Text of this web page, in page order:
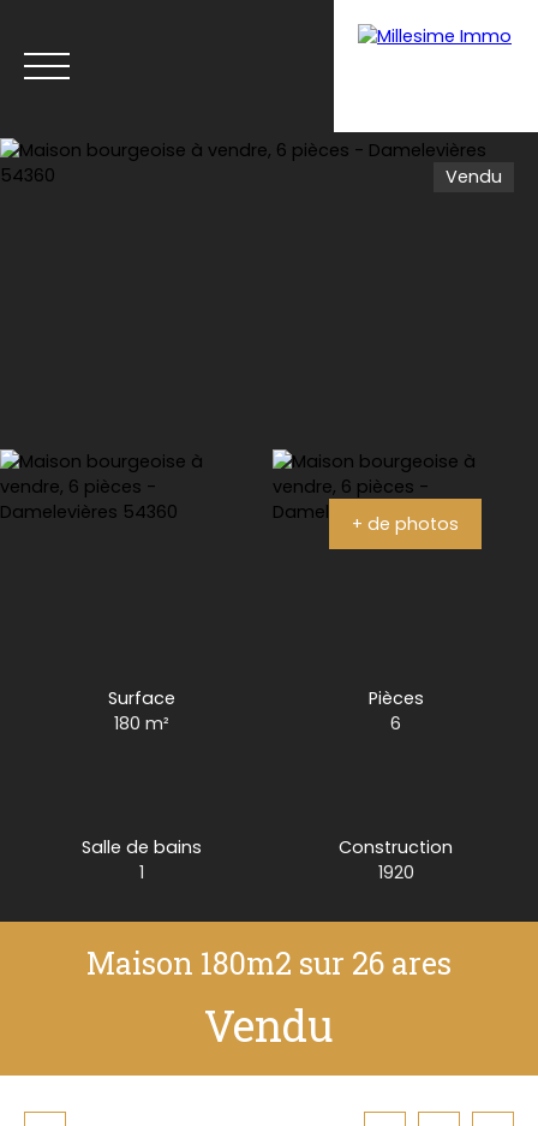
Vendu
+ de photos
Surface
180m²
Pièces
6
Salle de bains
1
Construction
1920
Maison 180m2 sur 26 ares
Vendu